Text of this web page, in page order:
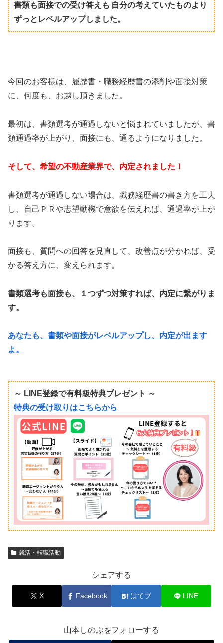
書類も面接での受け答えも 自分の考えていたものより
ずっとレベルアップしました。
今回のお客様は、履歴書・職務経歴書の添削や面接対策
に、何度も、お越し頂きました。
最初は、書類選考が通過しないと悩まれていましたが、書
類通過率が上がり、面接にも、通るようになりました。
そして、希望の不動産業界で、内定されました！
書類選考が通過しない場合は、職務経歴書の書き方を工夫
し、自己ＰＲや志望動機で意欲を伝えれば、通過率が上が
ります。
面接も、質問への回答を見直して、改善点が分かれば、受
かる答え方に、変えられます。
書類選考も面接も、１つずつ対策すれば、内定に繋がりま
す。
あなたも、書類や面接がレベルアップし、内定が出ます
よ。
～ LINE登録で有料級特典プレゼント ～
特典の受け取りはこちらから
就活・転職活動
シェアする
X Facebook はてブ LINE
山本しのぶをフォローする